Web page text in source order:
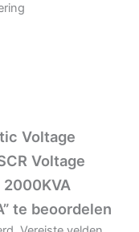
Voltage
Voltage
2000KVA
te beoordelen